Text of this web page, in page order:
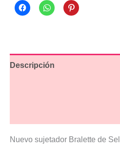
Descripción
Nuevo sujetador Bralette de